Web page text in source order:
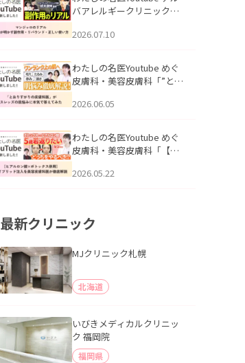
バアレルギークリニック札
医師が明かす副作用・リバ
公開いたしました。
2026.07.10
わたしの名医Youtube めぐ
皮膚科・美容皮膚科「”とお
ッズの肌悩みに本気で答え
た。
2026.06.05
わたしの名医Youtube めぐ
皮膚科・美容皮膚科「【ヒ
用】ハイブリッド注入を美
2026.05.22
最新クリニック
MJクリニック札幌
北海道
いびきメディカルクリニッ
ク 福岡院
福岡県